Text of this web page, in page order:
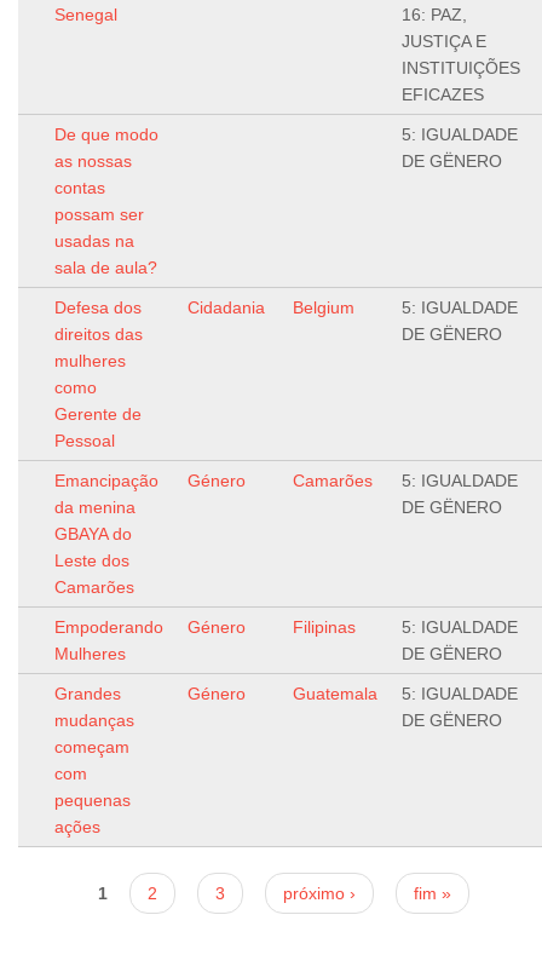
Senegal
16: PAZ,
JUSTIÇA E
INSTITUIÇÕES
EFICAZES
De que modo
as nossas
contas
possam ser
usadas na
sala de aula?
5: IGUALDADE
DE GËNERO
Defesa dos
direitos das
mulheres
como
Gerente de
Pessoal
Cidadania Belgium
5: IGUALDADE
DE GËNERO
Emancipação
da menina
GBAYA do
Leste dos
Camarões
Género Camarões
5: IGUALDADE
DE GËNERO
Empoderando
Mulheres
Género Filipinas
5: IGUALDADE
DE GËNERO
Grandes
mudanças
começam
com
pequenas
ações
Género Guatemala
5: IGUALDADE
DE GËNERO
Páginas
1 2 3 próximo › fim »